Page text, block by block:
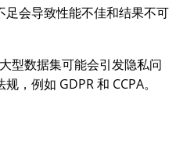
会导致性能不佳和结果不可
型数据集可能会引发隐私问
，例如 GDPR 和 CCPA。